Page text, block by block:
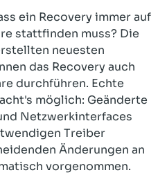
ein Recovery immer auf
stattfinden muss? Die
neuesten
das Recovery auch
durchführen. Echte
möglich: Geänderte
Netzwerkinterfaces
Treiber
Änderungen an
vorgenommen.